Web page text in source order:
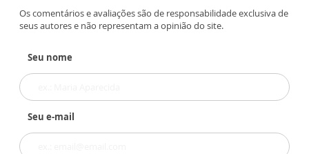
Os comentários e avaliações são de responsabilidade exclusiva de
seus autores e não representam a opinião do site.
Seu nome
Seu e-mail